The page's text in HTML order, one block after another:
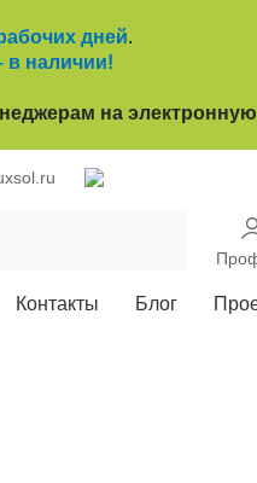
дней.
в наличии!
на электронную
Контакты Блог